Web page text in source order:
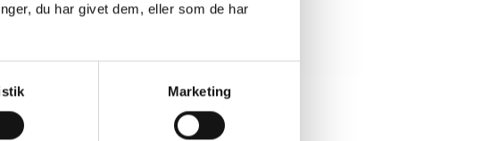
du har givet dem, eller som de har
Marketing